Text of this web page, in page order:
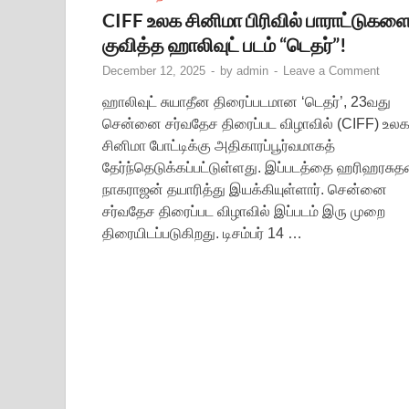
CIFF உலக சினிமா பிரிவில்
குவித்த‌ ஹாலிவுட் படம் “டெதர்”!
December 12, 2025 - by admin - Leave a Comment
ஹாலிவுட் சுயாதீன திரைப்படமான ‘டெதர்’, 23வது
சென்னை சர்வதேச திரைப்பட விழாவில் (CIFF) உலக
சினிமா போட்டிக்கு அதிகாரப்பூர்வமாகத்
தேர்ந்தெடுக்கப்பட்டுள்ளது. இப்படத்தை
நாகராஜன் தயாரித்து இயக்கியுள்ளார். சென்னை
சர்வதேச திரைப்பட விழாவில் இப்படம் இரு முறை
திரையிடப்படுகிறது. டிசம்பர் 14 …